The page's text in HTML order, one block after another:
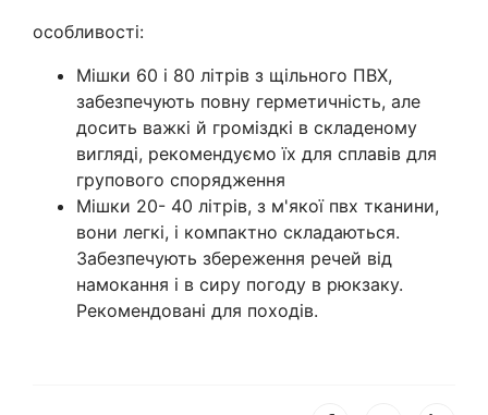
особливості:
Мішки 60 і 80 літрів з щільного ПВХ,
забезпечують повну герметичність, але
досить важкі й громіздкі в складеному
вигляді, рекомендуємо їх для сплавів для
групового спорядження
Мішки 20- 40 літрів, з м'якої пвх тканини,
вони легкі, і компактно складаються.
Забезпечують збереження речей від
намокання і в сиру погоду в рюкзаку.
Рекомендовані для походів.